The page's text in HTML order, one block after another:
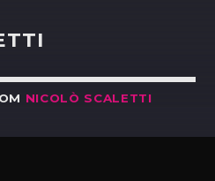
NICOLÒ SCALETTI